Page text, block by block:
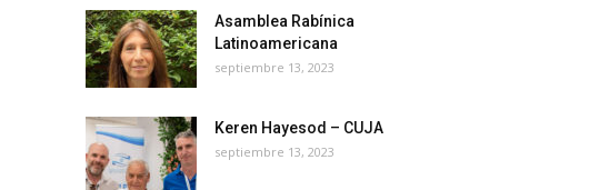
Asamblea Rabínica
Latinoamericana
septiembre 13, 2023
Keren Hayesod – CUJA
septiembre 13, 2023